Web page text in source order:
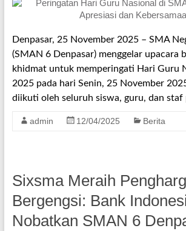
Denpasar, 25 November 2025 – SMA
(SMAN 6 Denpasar) menggelar upacara
khidmat untuk memperingati Hari Guru
2025 pada hari Senin, 25 November
diikuti oleh seluruh siswa, guru, dan staf
admin 12/04/2025 Berita
Sixsma Meraih
Bergengsi: Bank
Nobatkan SMAN 6